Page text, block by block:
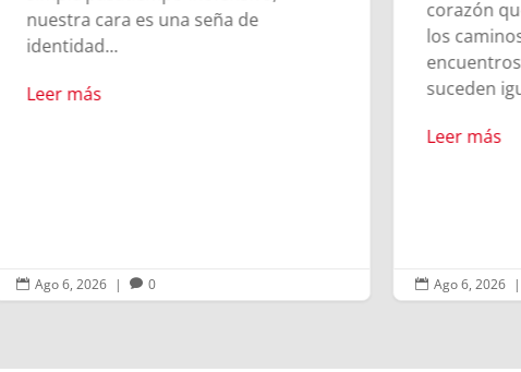
nuestra cara es una seña de
identidad...
Leer más
 Ago 6, 2026 |  0
corazón
los
suceden
Leer más
 Ago 6, 2026 |